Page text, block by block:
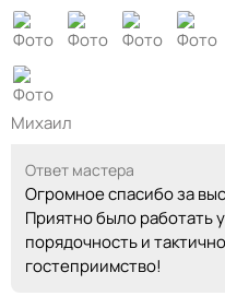
Михаил
Ответ мастера
Огромное спасибо за
Приятно было работать
порядочность и
гостеприимство!